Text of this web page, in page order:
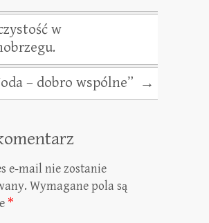
w
– dobro wspólne” →
e-mail nie zostanie
Wymagane pola są
*